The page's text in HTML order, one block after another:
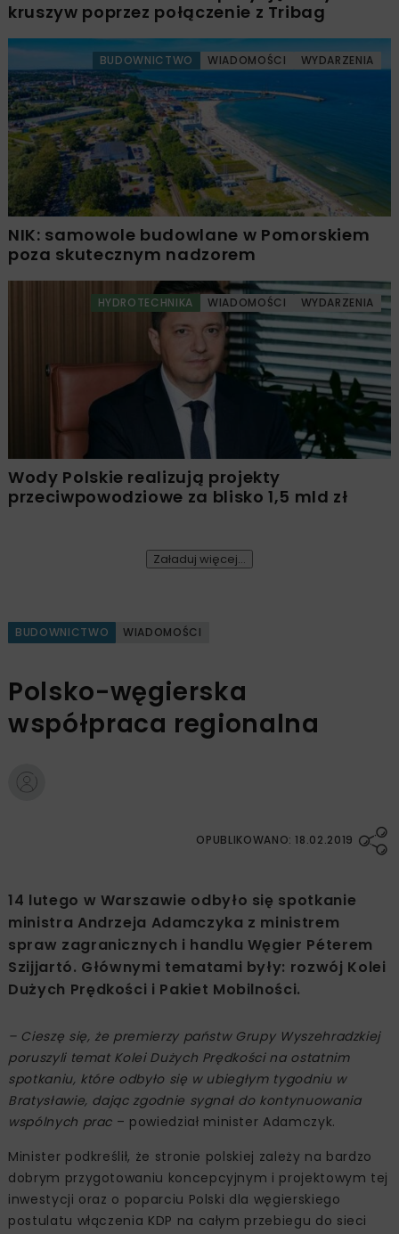
kruszyw poprzez połączenie z Tribag
BUDOWNICTWO WIADOMOŚCI WYDARZENIA
NIK: samowole budowlane w Pomorskiem
poza skutecznym nadzorem
HYDROTECHNIKA WIADOMOŚCI WYDARZENIA
Wody Polskie realizują projekty
przeciwpowodziowe za blisko 1,5 mld zł
Załaduj więcej...
BUDOWNICTWO WIADOMOŚCI
Polsko-węgierska
współpraca regionalna
OPUBLIKOWANO: 18.02.2019
14 lutego w Warszawie odbyło się spotkanie
ministra Andrzeja Adamczyka z ministrem
spraw zagranicznych i handlu Węgier Péterem
Szijjartó. Głównymi tematami były: rozwój Kolei
Dużych Prędkości i Pakiet Mobilności.
– Cieszę się, że premierzy państw Grupy Wyszehradzkiej
poruszyli temat Kolei Dużych Prędkości na ostatnim
spotkaniu, które odbyło się w ubiegłym tygodniu w
Bratysławie, dając zgodnie sygnał do kontynuowania
wspólnych prac – powiedział minister Adamczyk.
Minister podkreślił, że stronie polskiej zależy na bardzo
dobrym przygotowaniu koncepcyjnym i projektowym tej
inwestycji oraz o poparciu Polski dla węgierskiego
postulatu włączenia KDP na całym przebiegu do sieci